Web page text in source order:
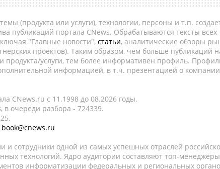
(продукта или услуги), технологии, персоны и т.п.
публикаций портала CNews. Обрабатываются тексты всех
"Главные новости", статьи, аналитические обзоры
проектов). Таким образом, чем больше публикаций
услуги, тем более информативен профиль.
информацией, в т.ч. презентацией о
CNews.ru c 11.1998 до 08.2026 годы.
очереди разбора - 724339.
book@cnews.ru
и сотрудники одной из самых успешных отраслей
технологий. Ядро аудитории составляют топ-
информатизации федеральных и региональных